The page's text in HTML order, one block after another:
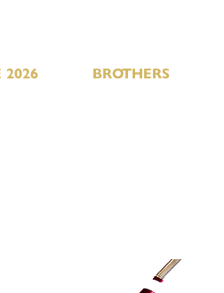
2026 BROTHERS